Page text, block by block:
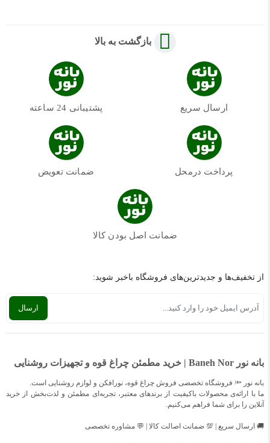
بازگشت به بالا
ارسال سریع پشتیبانی 24 ساعته
پرداخت درمحل ضمانت تعویض
ضمانت اصل بودن کالا
از تخفیف‌ها و جدیدترین‌های فروشگاه باخبر شوید:
بانه نور Baneh Nor | خرید مطمئن چراغ قوه و تجهیزات روشنایی
بانه نور 🔦 فروشگاه تخصصی فروش چراغ قوه، نورافکن و لوازم روشنایی است.
ما با ارائه‌ی محصولات باکیفیت از برندهای معتبر، تجربه‌ای مطمئن و لذت‌بخش از خرید
آنلاین را برای شما فراهم می‌کنیم.
🚚 ارسال سریع | 💯 ضمانت اصالت کالا | 💬 مشاوره تخصصی